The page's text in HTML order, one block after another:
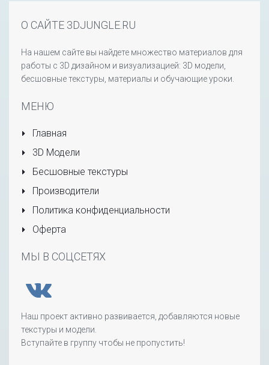
О САЙТЕ 3DJUNGLE.RU
На нашем сайте вы найдете множество материалов для
работы с 3D дизайном и визуализацией: 3D модели,
бесшовные текстуры, материалы и обучающие уроки.
МЕНЮ
Главная
3D Модели
Бесшовные текстуры
Производители
Политика конфиденциальности
Оферта
МЫ В СОЦСЕТЯХ
Наш проект активно развивается, добавляются новые
текстуры и модели.
Вступайте в группу чтобы не пропустить!